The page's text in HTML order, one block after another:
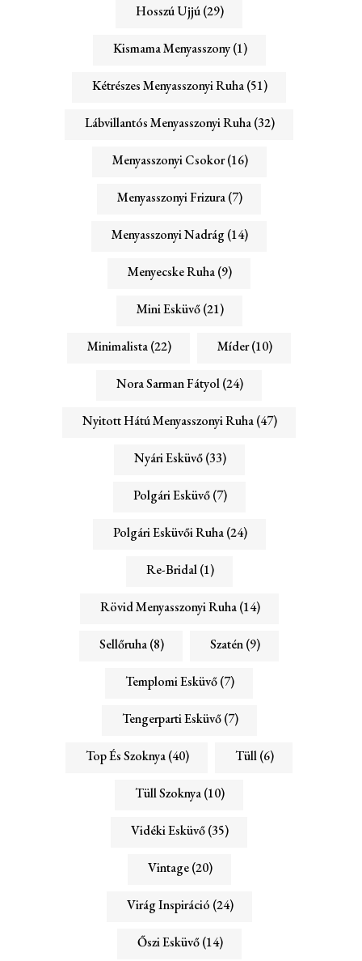
Hosszú Ujjú(29)
Kismama Menyasszony(1)
Kétrészes Menyasszonyi Ruha(51)
Lábvillantós Menyasszonyi Ruha(32)
Menyasszonyi Csokor(16)
Menyasszonyi Frizura(7)
Menyasszonyi Nadrág(14)
Menyecske Ruha(9)
Mini Esküvő(21)
Minimalista(22) Míder(10)
Nora Sarman Fátyol(24)
Nyitott Hátú Menyasszonyi Ruha(47)
Nyári Esküvő(33)
Polgári Esküvő(7)
Polgári Esküvői Ruha(24)
Re-Bridal(1)
Rövid Menyasszonyi Ruha(14)
Sellőruha(8) Szatén(9)
Templomi Esküvő(7)
Tengerparti Esküvő(7)
Top És Szoknya(40) Tüll(6)
Tüll Szoknya(10)
Vidéki Esküvő(35)
Vintage(20)
Virág Inspiráció (24)
Őszi Esküvő(14)